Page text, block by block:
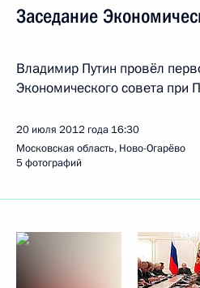
Заседание
Владимир Путин провёл
Экономического совета при
20 июля 2012 года 16:30
Московская область, Ново-Огарёво
5 фотографий